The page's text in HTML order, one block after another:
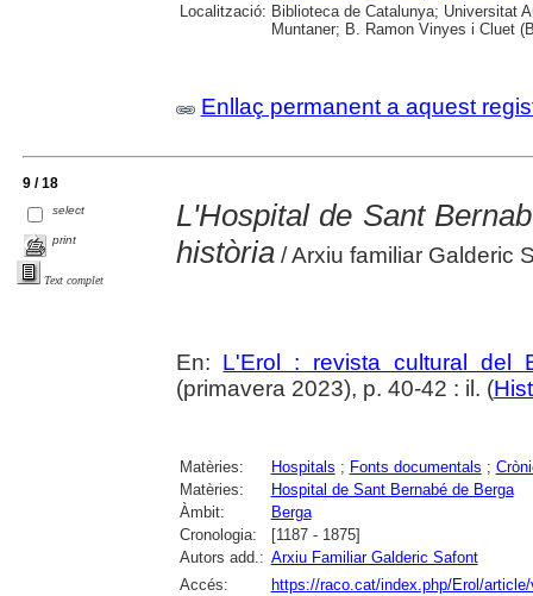
Localització: Biblioteca de Catalunya; Universitat
Muntaner; B. Ramon Vinyes i Cluet
Enllaç permanent a aquest
9 / 18
select
print
Text complet
L'Hospital de Sant
història/ Arxiu familiar Galderic
En: L'Erol : revista cultural del
(primavera 2023), p. 40-42 : il. (
Matèries: Hospitals ; Fonts documentals ;
Matèries:
Hospital de Sant Bernabé de Berga
Àmbit:
Berga
Cronologia:
[1187 - 1875]
Autors add.: Arxiu Familiar Galderic Safont
Accés:
https://raco.cat/index.php/Erol/